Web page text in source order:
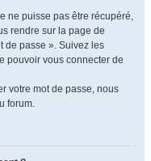
ne puisse pas être récupéré,
rendre sur la page de
de passe ». Suivez les
pouvoir vous connecter de
votre mot de passe, nous
forum.